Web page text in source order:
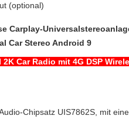
(optional)
Carplay-
Car Stereo Android 9
Car Radio mit 4G DSP
Chipsatz UIS7862S, mit